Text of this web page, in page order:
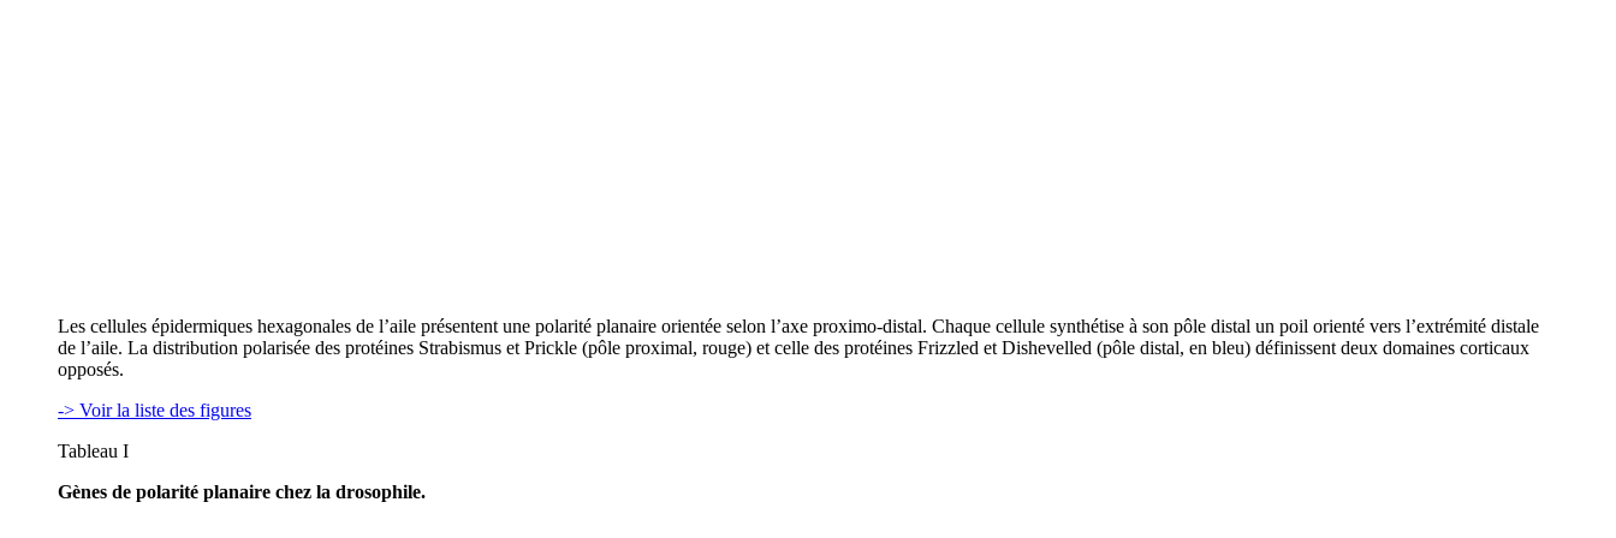
Les cellules épidermiques hexagonales de l’aile présentent une polarité planaire orientée selon l’axe proximo-distal. Chaque cellule synthétise à son pôle distal un poil orienté vers l’extrémité distale
de l’aile. La distribution polarisée des protéines Strabismus et Prickle (pôle proximal, rouge) et celle des protéines Frizzled et Dishevelled (pôle distal, en bleu) définissent deux domaines corticaux
opposés.
-> Voir la liste des figures
Tableau I
Gènes de polarité planaire chez la drosophile.